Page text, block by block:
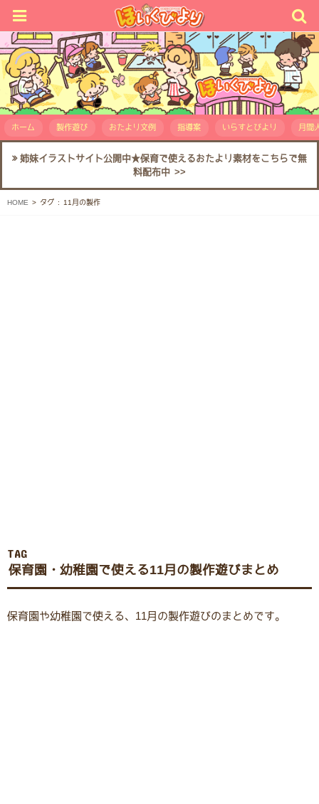
ホーム 製作遊び おたより文例 指導案 いらすとびより 月間
姉妹イラストサイト公開中★保育で使えるおたより素材をこちらで無
料配布中 >>
HOME タグ : 11月の製作
TAG
保育園・幼稚園で使える11月の製作遊びまとめ
保育園や幼稚園で使える、11月の製作遊びのまとめです。